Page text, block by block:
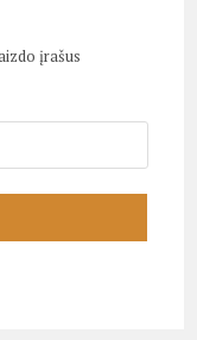
įrašus